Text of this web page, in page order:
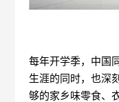
每年开学季，中国
生涯的同时，也深
够的家乡味零食、